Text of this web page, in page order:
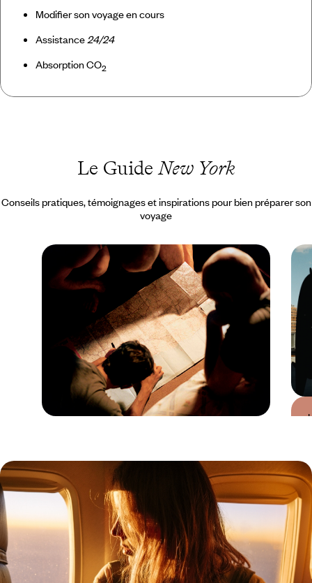
Modifier son voyage en cours
Assistance24/24
Absorption CO2
Le GuideNew York
Conseils pratiques, témoignages et inspirations pour bien préparer son
voyage
Quand partir aux Etats-
Unis ?